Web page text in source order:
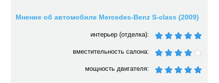
Мнение об автомобиле Mercedes-Benz S-class (2009)
интерьер (отделка):
вместительность салона:
мощность двигателя: